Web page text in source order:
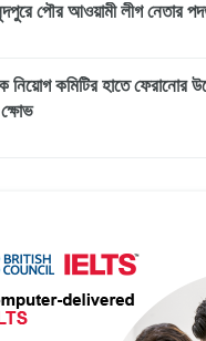
পৌর আওয়ামী লীগ নেতার
নিয়োগ কমিটির হাতে ফেরানোর